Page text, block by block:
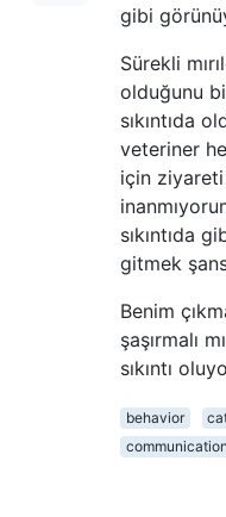
gibi
Sürekli
olduğunu
sıkıntıda
veteriner
için ziyareti
sıkıntıda
gitmek
Benim
şaşırmalı
sıkıntı
behavior
communication